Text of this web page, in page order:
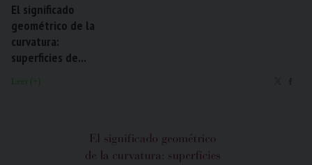
El significado
geométrico de la
curvatura:
superficies de...
Leer (+)